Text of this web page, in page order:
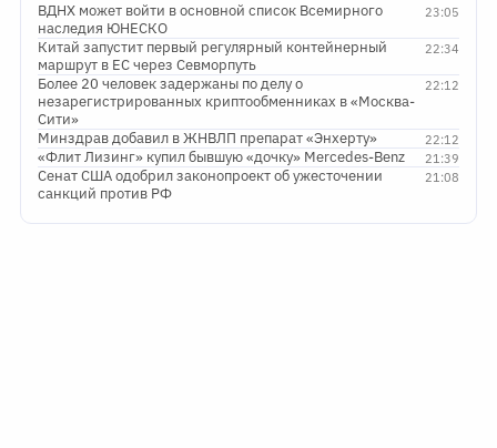
23:05
ВДНХ может войти в основной список Всемирного
наследия ЮНЕСКО
22:34
Китай запустит первый регулярный контейнерный
маршрут в ЕС через Севморпуть
22:12
Более 20 человек задержаны по делу о
незарегистрированных криптообменниках в «Москва-
Сити»
22:12
Минздрав добавил в ЖНВЛП препарат «Энхерту»
21:39
«Флит Лизинг» купил бывшую «дочку» Mercedes-Benz
21:08
Сенат США одобрил законопроект об ужесточении
санкций против РФ